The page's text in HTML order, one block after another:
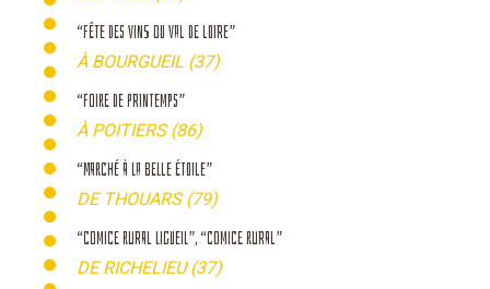
“FÊTE DES VINS DU VAL DE LOIRE”
À BOURGUEIL (37)
“FOIRE DE PRINTEMPS”
À POITIERS (86)
“MARCHÉ À LA BELLE ÉTOILE”
DE THOUARS (79)
“COMICE RURAL LIGUEIL”, “COMICE RURAL”
DE RICHELIEU (37)